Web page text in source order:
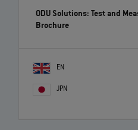
ODU Solutions: Test and
Brochure
EN
JPN